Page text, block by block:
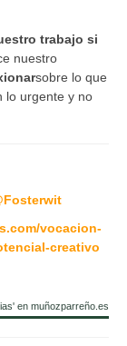
trabajo si
nuestro
sobre lo que
lo urgente y no
Fosterwit
vocacion-
creativo
en muñozparreño.es